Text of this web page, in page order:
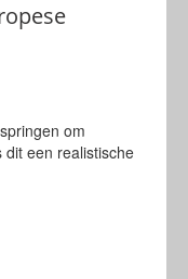
om
een realistische